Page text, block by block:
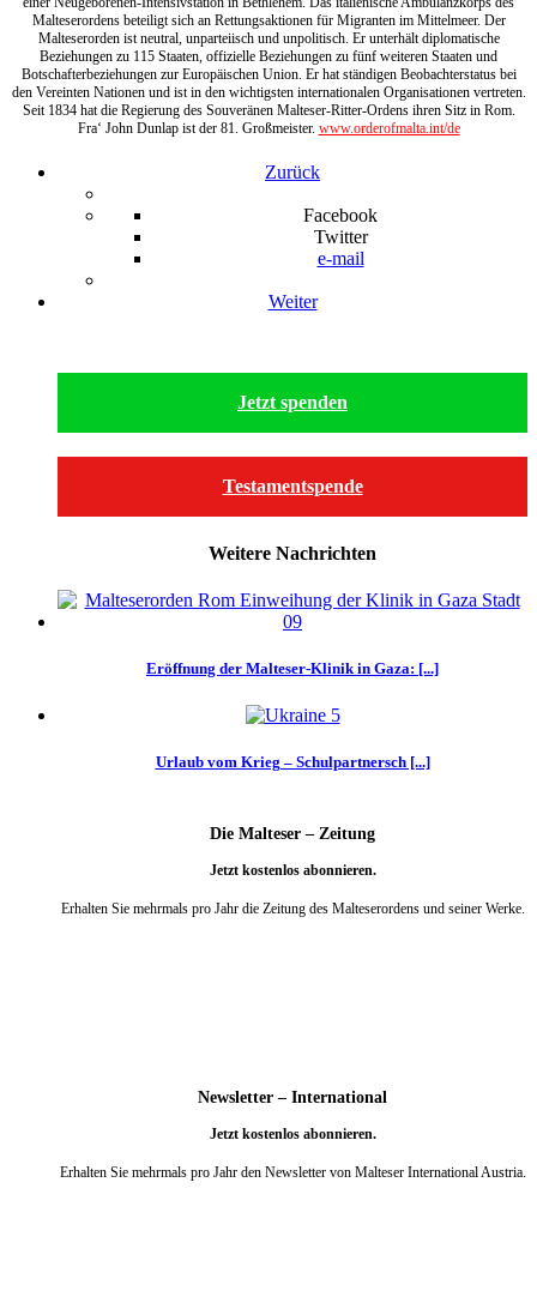
Malteserordens beteiligt sich an Rettungsaktionen für Migranten im Mittelmeer. Der
Malteserorden ist neutral, unparteiisch und unpolitisch. Er unterhält diplomatische
Beziehungen zu 115 Staaten, offizielle Beziehungen zu fünf weiteren Staaten und
Botschafterbeziehungen zur Europäischen Union. Er hat ständigen Beobachterstatus bei
den Vereinten Nationen und ist in den wichtigsten internationalen Organisationen vertreten.
Seit 1834 hat die Regierung des Souveränen Malteser-Ritter-Ordens ihren Sitz in Rom.
Fra‘ John Dunlap ist der 81. Großmeister. www.orderofmalta.int/de
Zurück
Facebook
Twitter
e-mail
Weiter
Jetzt spenden
Testamentspende
Weitere Nachrichten
Eröffnung der Malteser-Klinik in Gaza: [...]
Urlaub vom Krieg – Schulpartnersch [...]
Die Malteser – Zeitung
Jetzt kostenlos abonnieren.
Erhalten Sie mehrmals pro Jahr die Zeitung des Malteserordens und seiner Werke.
Newsletter – International
Jetzt kostenlos abonnieren.
Erhalten Sie mehrmals pro Jahr den Newsletter von Malteser International Austria.